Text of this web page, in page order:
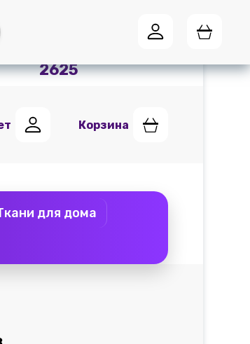
2625
Корзина
для дома